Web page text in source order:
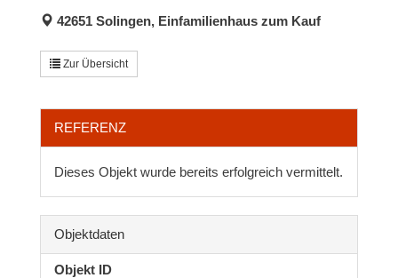
42651 Solingen, Einfamilienhaus zum Kauf
Zur Übersicht
REFERENZ
Dieses Objekt wurde bereits erfolgreich vermittelt.
Objektdaten
Objekt ID